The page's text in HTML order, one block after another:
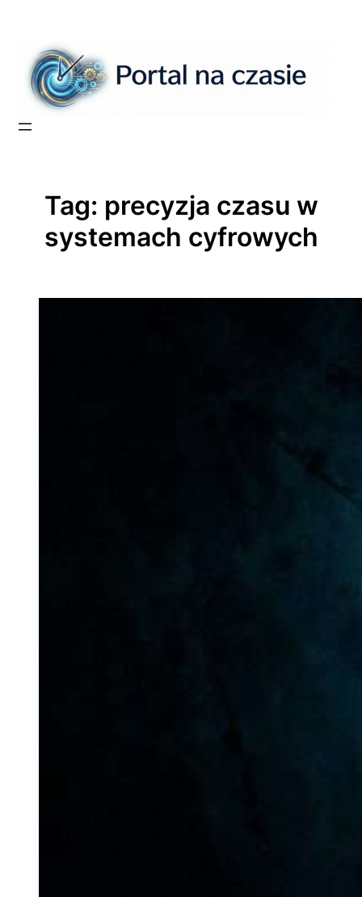
treści
Tag: precyzja czasu w
systemach cyfrowych